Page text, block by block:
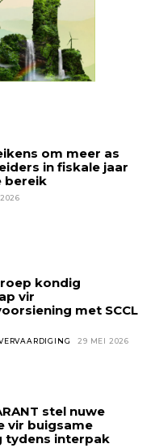
om meer as
in fiskale jaar
bereik
kondig
vir
met SCCL
29 MEI 2026
stel nuwe
vir buigsame
tydens interpak